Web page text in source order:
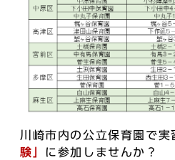
川崎市内の公立保育園で実
験」
に参加しませんか？